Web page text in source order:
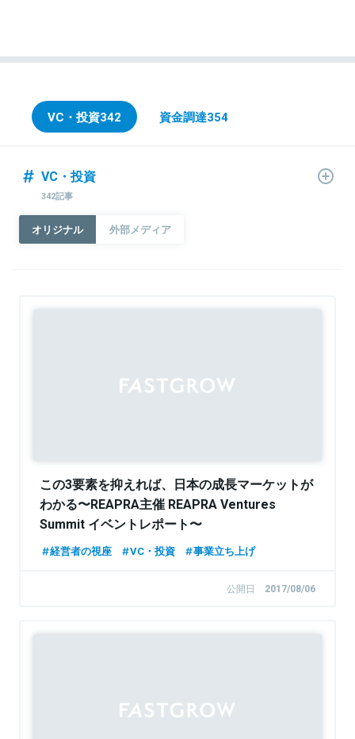
VC・投資342 資金調達354
VC・投資
342記事
オリジナル 外部メディア
この3要素を抑えれば、日本の成長マーケットが
わかる〜REAPRA主催 REAPRA Ventures
Summit イベントレポート〜
経営者の視座 VC・投資 事業立ち上げ
公開日 2017/08/06